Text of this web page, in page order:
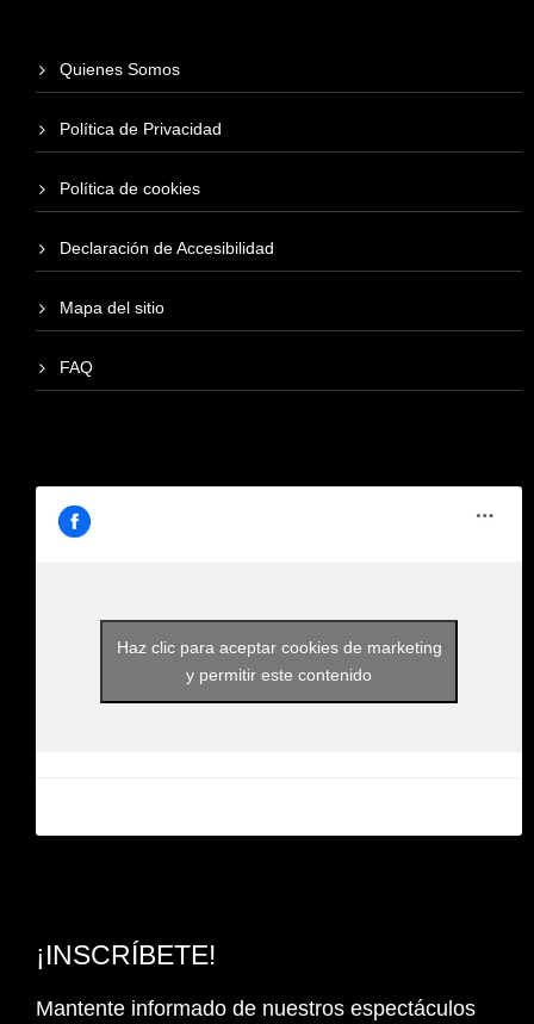
Quienes Somos
Política de Privacidad
Política de cookies
Declaración de Accesibilidad
Mapa del sitio
FAQ
Haz clic para aceptar cookies de marketing
y permitir este contenido
¡INSCRÍBETE!
Mantente informado de nuestros espectáculos